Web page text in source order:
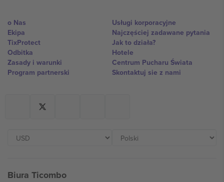
o Nas
Ekipa
TixProtect
Odbitka
Zasady i warunki
Program partnerski
Usługi korporacyjne
Najczęściej zadawane pytania
Jak to działa?
Hotele
Centrum Pucharu Świata
Skontaktuj sie z nami
Biura Ticombo